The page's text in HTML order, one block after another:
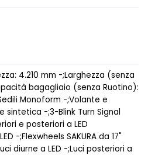
4.210 mm -;Larghezza (senza
bagagliaio (senza Ruotino):
Monoform -;Volante e
sintetica -;3-Blink Turn Signal
e posteriori a LED
-;Flexwheels SAKURA da 17"
diurne a LED -;Luci posteriori a